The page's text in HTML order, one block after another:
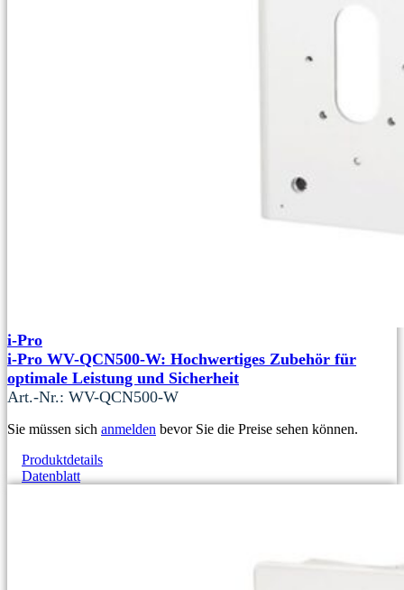
i-Pro
i-Pro WV-QCN500-W: Hochwertiges Zubehör für
optimale Leistung und Sicherheit
Art.-Nr.: WV-QCN500-W
Sie müssen sich anmelden bevor Sie die Preise sehen können.
Produktdetails
Datenblatt